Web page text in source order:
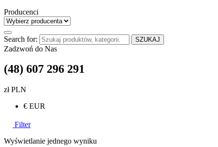
Producenci
Search for: SZUKAJ
Zadzwoń do Nas
(48) 607 296 291
zł PLN
€ EUR
Filter
Wyświetlanie jednego wyniku